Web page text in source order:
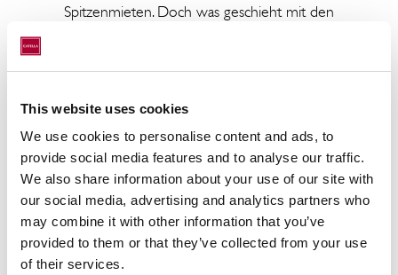
This website uses cookies
We use cookies to personalise content and ads, to
provide social media features and to analyse our traffic.
We also share information about your use of our site with
our social media, advertising and analytics partners who
may combine it with other information that you’ve
provided to them or that they’ve collected from your use
of their services.
Spitzenmieten. Doch was geschieht mit den
gegen den Leerstand oder ist die
Transformation zur ökologisch optimierten
Immobilie die Lösung, um die
Vermarktungschance zu erhöhen? Welche
Strategien sind erforderlich, um veralteter
Büroimmobilien erfolgreich neu zu
positionieren, damit diese wirtschaftlich,
nachhaltig und zukunftssicher gestaltet